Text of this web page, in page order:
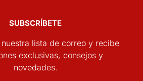
SUBSCRÍBETE
lista de correo y recibe
exclusivas, consejos y
novedades.